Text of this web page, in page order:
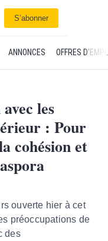
S’abonner
ANNONCES OFFRES
les
: Pour
cohésion et
ouverte hier à cet
préoccupations de
des